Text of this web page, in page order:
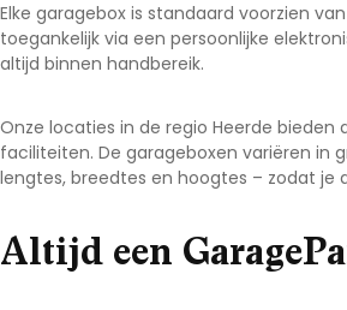
Elke garagebox is standaard voorzien
toegankelijk via een persoonlijke
altijd binnen handbereik.
Onze locaties in de regio Heerde
faciliteiten. De garageboxen variëren in
lengtes, breedtes en hoogtes – zodat je
Altijd een